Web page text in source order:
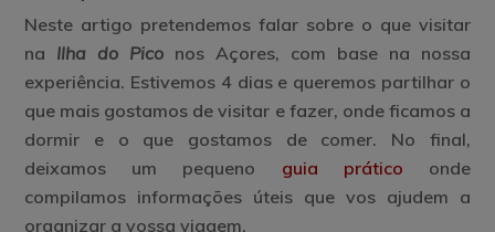
Neste artigo pretendemos falar sobre o que visitar
na Ilha do Pico nos Açores, com base na nossa
experiência. Estivemos 4 dias e queremos partilhar o
que mais gostamos de visitar e fazer, onde ficamos a
dormir e o que gostamos de comer. No final,
deixamos um pequeno guia prático onde
compilamos informações úteis que vos ajudem a
organizar a vossa viagem.